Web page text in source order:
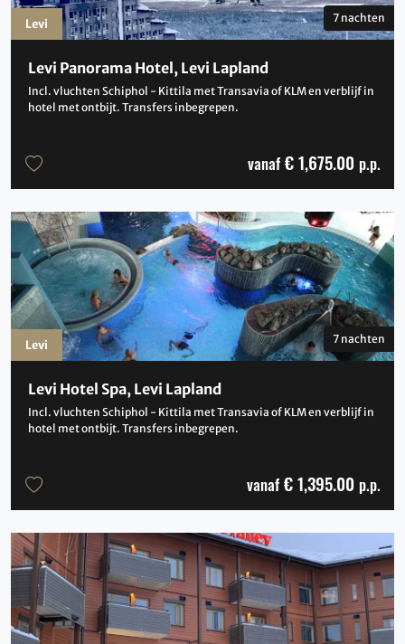
Levi Panorama Hotel, Levi Lapland
Incl. vluchten Schiphol - Kittila met Transavia of KLM en verblijf in
hotel met ontbijt. Transfers inbegrepen.
7 nachten
vanaf € 1,675.00 p.p.
Levi
Levi Hotel Spa, Levi Lapland
Incl. vluchten Schiphol - Kittila met Transavia of KLM en verblijf in
hotel met ontbijt. Transfers inbegrepen.
7 nachten
vanaf € 1,395.00 p.p.
Levi